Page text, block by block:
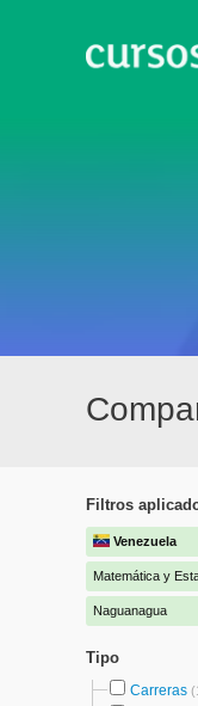
Filtros
Venezuela
Matemática y
Naguanagua
Tipo
Carreras